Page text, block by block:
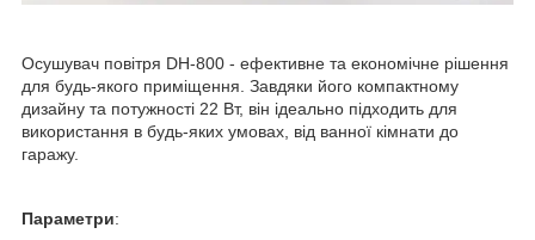
Осушувач повітря DH-800 - ефективне та економічне рішення
для будь-якого приміщення. Завдяки його компактному
дизайну та потужності 22 Вт, він ідеально підходить для
використання в будь-яких умовах, від ванної кімнати до
гаражу.
Параметри: